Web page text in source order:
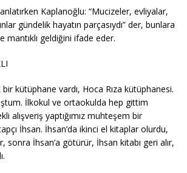
Kaplanoğlu: “Mucizeler, evliyalar,
gündelik hayatın parçasıydı” der, bunlara
mantıklı geldiğini ifade eder.
bir kütüphane vardı, Hoca Rıza kütüphanesi.
İlkokul ve ortaokulda hep gittim
alışveriş yaptığımız muhteşem bir
İhsan. İhsan’da ikinci el kitaplar olurdu,
sonra İhsan’a götürür, İhsan kitabı geri alır,